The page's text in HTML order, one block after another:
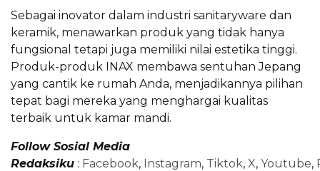
Sebagai inovator dalam industri sanitaryware dan
keramik, menawarkan produk yang tidak hanya
fungsional tetapi juga memiliki nilai estetika tinggi.
Produk-produk INAX membawa sentuhan Jepang
yang cantik ke rumah Anda, menjadikannya pilihan
tepat bagi mereka yang menghargai kualitas
terbaik untuk kamar mandi.
Follow Sosial Media
Redaksiku : Facebook, Instagram, Tiktok, X, Youtube,